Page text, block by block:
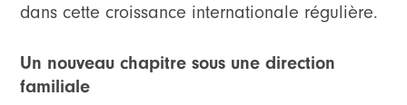
dans cette croissance internationale régulière.
Un nouveau chapitre sous une direction
familiale